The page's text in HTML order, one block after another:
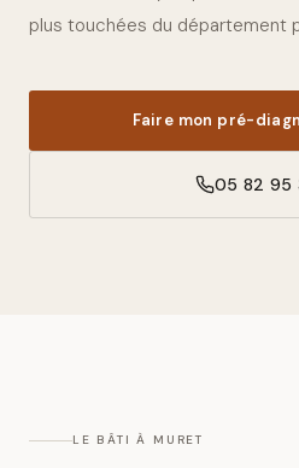
plus touchées du département
Faire mon pré-
05 82 95
LE BÂTI À MURET